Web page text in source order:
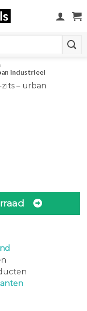
industrieel